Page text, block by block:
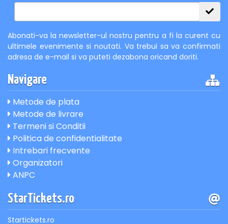
Abonati-va la newsletter-ul nostru pentru a fi la curent cu
ultimele evenimente si noutati. Va trebui sa va confirmati
adresa de e-mail si va puteti dezabona oricand doriti.
Navigare
Metode de plata
Metode de livrare
Termeni si Conditii
Politica de confidentialitate
Intrebari frecvente
Organizatori
ANPC
StarTickets.ro
Startickets.ro